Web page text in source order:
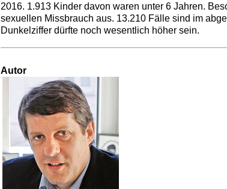
2016. 1.913 Kinder davon waren unter 6 Jahren.
sexuellen Missbrauch aus. 13.210 Fälle sind im
Dunkelziffer dürfte noch wesentlich höher sein.
Autor